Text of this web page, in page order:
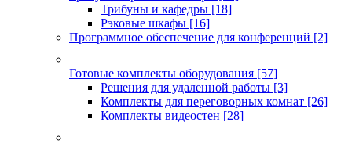
Трибуны и кафедры [18]
Рэковые шкафы [16]
Программное обеспечение для конференций [2]
Готовые комплекты оборудования [57]
Решения для удаленной работы [3]
Комплекты для переговорных комнат [26]
Комплекты видеостен [28]